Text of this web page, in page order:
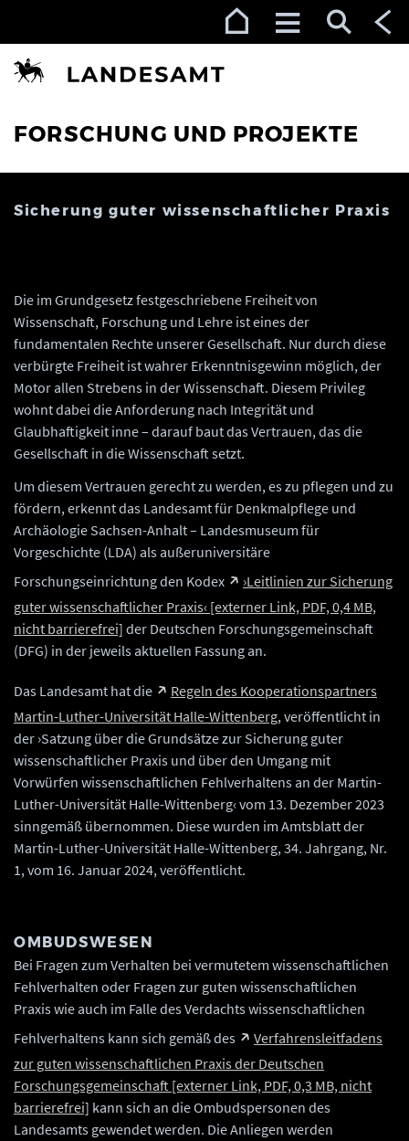
FORSCHUNG UND PROJEKTE
Sicherung guter wissenschaftlicher Praxis
Die im Grundgesetz festgeschriebene Freiheit von
Wissenschaft, Forschung und Lehre ist eines der
fundamentalen Rechte unserer Gesellschaft. Nur durch diese
verbürgte Freiheit ist wahrer Erkenntnisgewinn möglich, der
Motor allen Strebens in der Wissenschaft. Diesem Privileg
wohnt dabei die Anforderung nach Integrität und
Glaubhaftigkeit inne – darauf baut das Vertrauen, das die
Gesellschaft in die Wissenschaft setzt.
Um diesem Vertrauen gerecht zu werden, es zu pflegen und zu
fördern, erkennt das Landesamt für Denkmalpflege und
Archäologie Sachsen-Anhalt – Landesmuseum für
Vorgeschichte (LDA) als außeruniversitäre
Forschungseinrichtung den Kodex
›Leitlinien zur Sicherung
guter wissenschaftlicher Praxis‹ [externer Link, PDF, 0,4 MB,
nicht barrierefrei] der Deutschen Forschungsgemeinschaft
(DFG) in der jeweils aktuellen Fassung an.
Das Landesamt hat die
Regeln des Kooperationspartners
Martin-Luther-Universität Halle-Wittenberg, veröffentlicht in
der ›Satzung über die Grundsätze zur Sicherung guter
wissenschaftlicher Praxis und über den Umgang mit
Vorwürfen wissenschaftlichen Fehlverhaltens an der Martin-
Luther-Universität Halle-Wittenberg‹ vom 13. Dezember 2023
sinngemäß übernommen. Diese wurden im Amtsblatt der
Martin-Luther-Universität Halle-Wittenberg, 34. Jahrgang, Nr.
1, vom 16. Januar 2024, veröffentlicht.
OMBUDSWESEN
Bei Fragen zum Verhalten bei vermutetem wissenschaftlichen
Fehlverhalten oder Fragen zur guten wissenschaftlichen
Praxis wie auch im Falle des Verdachts wissenschaftlichen
Fehlverhaltens kann sich gemäß des
Verfahrensleitfadens
zur guten wissenschaftlichen Praxis der Deutschen
Forschungsgemeinschaft [externer Link, PDF, 0,3 MB, nicht
barrierefrei] kann sich an die Ombudspersonen des
Landesamts gewendet werden. Die Anliegen werden